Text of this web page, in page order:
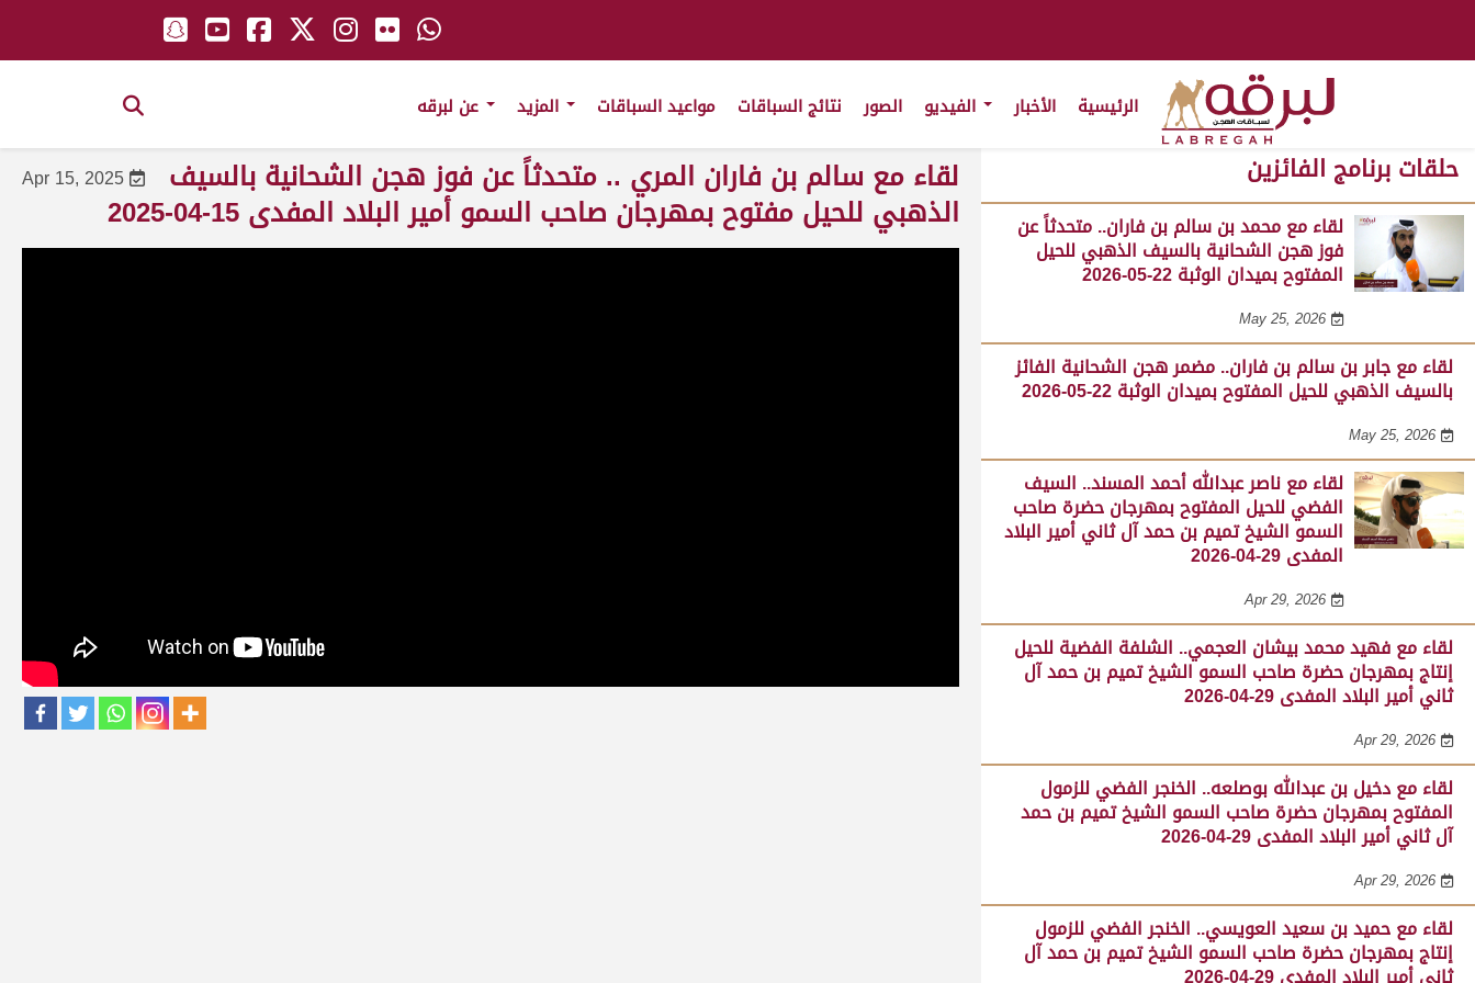
الرئيسية الأخبار الصور نتائج السباقات مواعيد السباقات
حلقات برنامج الفائزين
لقاء مع محمد بن سالم بن فاران.. متحدثاً عن
فوز هجن الشحانية بالسيف الذهبي للحيل
المفتوح بميدان الوثبة 22-05-2026
May 25, 2026
لقاء مع جابر بن سالم بن فاران.. مضمر هجن الشحانية الفائز
بالسيف الذهبي للحيل المفتوح بميدان الوثبة 22-05-2026
May 25, 2026
لقاء مع ناصر عبدالله أحمد المسند.. السيف
الفضي للحيل المفتوح بمهرجان حضرة صاحب
السمو الشيخ تميم بن حمد آل ثاني أمير البلاد
المفدى 29-04-2026
Apr 29, 2026
لقاء مع فهيد محمد بيشان العجمي.. الشلفة الفضية للحيل
إنتاج بمهرجان حضرة صاحب السمو الشيخ تميم بن حمد آل
ثاني أمير البلاد المفدى 29-04-2026
Apr 29, 2026
لقاء مع دخيل بن عبدالله بوصلعه.. الخنجر الفضي للزمول
المفتوح بمهرجان حضرة صاحب السمو الشيخ تميم بن حمد
آل ثاني أمير البلاد المفدى 29-04-2026
Apr 29, 2026
لقاء مع حميد بن سعيد العويسي.. الخنجر الفضي للزمول
إنتاج بمهرجان حضرة صاحب السمو الشيخ تميم بن حمد آل
Apr 15, 2025 لقاء مع سالم بن فاران المري .. متحدثاً عن فوز هجن الشحانية بالسيف
الذهبي للحيل مفتوح بمهرجان صاحب السمو أمير البلاد المفدى 15-04-2025